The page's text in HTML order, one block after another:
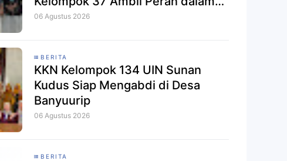
Festival Muria
06 Agustus 2026
BERITA
KKN Kelompok 134 UIN Sunan
Kudus Siap Mengabdi di Desa
Banyuurip
06 Agustus 2026
BERITA